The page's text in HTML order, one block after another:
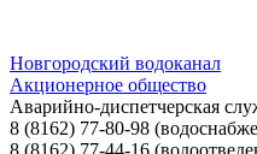
Новгородский водоканал
Акционерное общество
Аварийно-диспетчерская
8 (8162) 77-80-98
8 (8162) 77-44-16